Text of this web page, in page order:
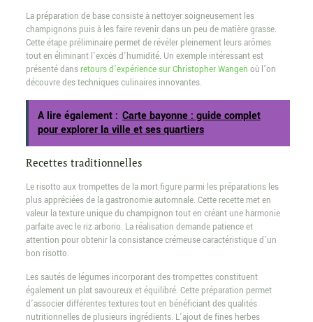
La préparation de base consiste à nettoyer soigneusement les
champignons puis à les faire revenir dans un peu de matière grasse.
Cette étape préliminaire permet de révéler pleinement leurs arômes
tout en éliminant l’excès d’humidité. Un exemple intéressant est
présenté dansretours d’expérience sur Christopher Wangen où l’on
découvre des techniques culinaires innovantes.
A lire également : Carte bayonne : guide complet
pour explorer la ville et ses quartiers
Recettes traditionnelles
Le risotto aux trompettes de la mort figure parmi les préparations les
plus appréciées de la gastronomie automnale. Cette recette met en
valeur la texture unique du champignon tout en créant une harmonie
parfaite avec le riz arborio. La réalisation demande patience et
attention pour obtenir la consistance crémeuse caractéristique d’un
bon risotto.
Les sautés de légumes incorporant des trompettes constituent
également un plat savoureux et équilibré. Cette préparation permet
d’associer différentes textures tout en bénéficiant des qualités
nutritionnelles de plusieurs ingrédients. L’ajout de fines herbes